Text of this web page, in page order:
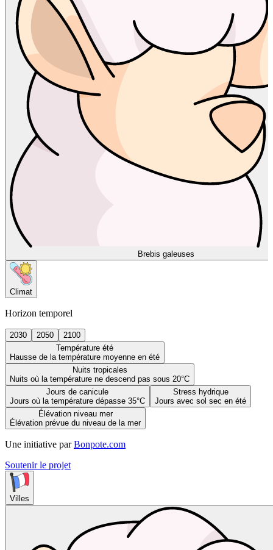
Brebis galeuses
Climat
Horizon temporel
2030 2050
2100
Température été
Hausse de la température moyenne en été
Nuits tropicales
Nuits où la température ne descend pas sous 20°C
Jours de canicule
Jours où la température dépasse 35°C
Stress hydrique
Jours avec sol sec en été
Élévation niveau mer
Élévation prévue du niveau de la mer
Une initiative par Bonpote.com
Soutenir le projet
Villes